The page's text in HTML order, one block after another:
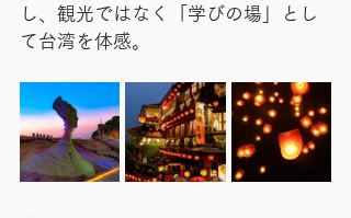
し、観光ではなく「学びの場」とし
て台湾を体感。